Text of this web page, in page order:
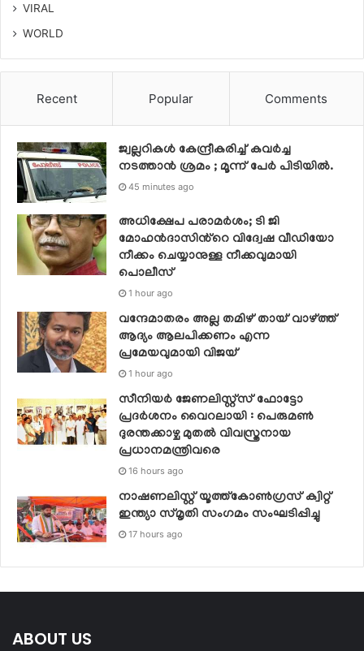
VIRAL
WORLD
Recent Popular Comments
ജ്വല്ലറികള്‍ കേന്ദ്രീകരിച്ച് കവര്‍ച്ച
നടത്താന്‍ ശ്രമം ; മൂന്ന് പേര്‍ പിടിയില്‍.
45 minutes ago
അധിക്ഷേപ പരാമർശം; ടി ജി
മോഹൻദാസിൻ്റെ വിദ്വേഷ വീഡിയോ
നീക്കം ചെയ്യാനുള്ള നീക്കവുമായി
പൊലീസ്
1 hour ago
വന്ദേമാതരം അല്ല തമിഴ് തായ് വാഴ്ത്ത്
ആദ്യം ആലപിക്കണം എന്ന
പ്രമേയവുമായി വിജയ്
1 hour ago
സീനിയര്‍ ജേണലിസ്റ്റ്‌സ് ഫോട്ടോ
പ്രദര്‍ശനം വൈറലായി : പെരുമണ്‍
ദുരന്തക്കാഴ്ച മുതല്‍ വിവസ്ത്രനായ
പ്രധാനമന്ത്രിവരെ
16 hours ago
നാഷണലിസ്റ്റ് യൂത്ത്കോൺഗ്രസ് ക്വിറ്റ്
ഇന്ത്യാ സ്‌മൃതി സംഗമം സംഘടിപ്പിച്ചു
17 hours ago
ABOUT US